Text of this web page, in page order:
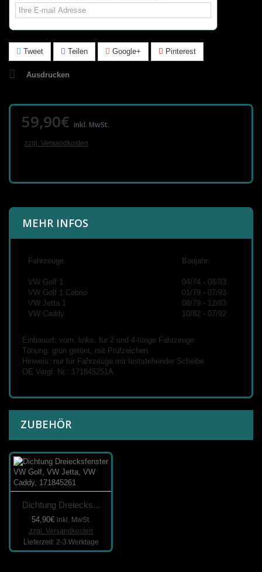
Tweet Teilen Google+ Pinterest
Ausdrucken
59,90€ inkl. MwSt.
zzgl. Versandkosten
MEHR INFOS
Fahrzeuge: Baujahr:
VW Golf 1
VW Golf 1 Cabrio
VW Jetta 1
VW Caddy
04/74 - 08/83
01/79 - 07/93
08/79 - 12/83
10/82 - 07/92
Einbauort: vorn, links, für 2 und 4-türige Fahrzeuge
Tönung: grün getönt, mit Prüfzeichen
Hinweis: nur für Fahrzeuge mit feststehender Scheibe
OE Vergl. Nr.: 171845251A
ZUBEHÖR
Dichtung Dreiecks...
54,90€ inkl. MwSt.
zzgl. Versandkosten
Lieferzeit: 2-3 Werktage